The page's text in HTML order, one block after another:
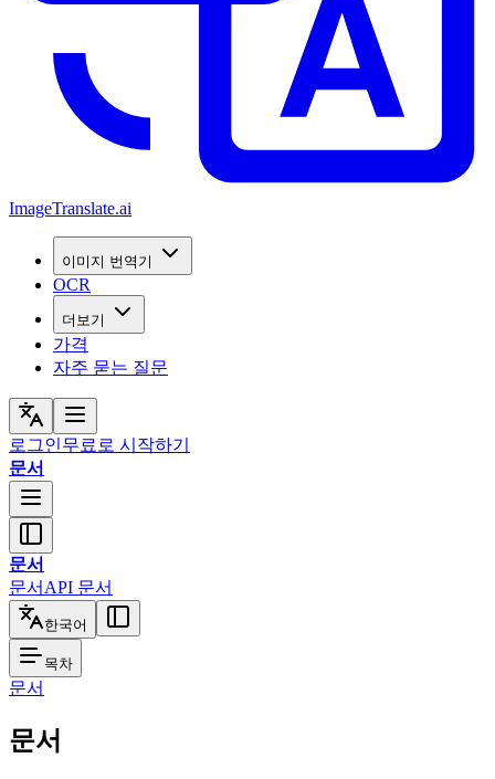
ImageTranslate.ai
이미지 번역기
OCR
더보기
가격
자주 묻는 질문
로그인무료로 시작하기
문서
문서
문서 API 문서
한국어
목차
문서
문서